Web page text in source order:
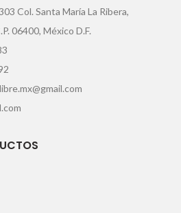
Col. Santa María La Ribera,
06400, México D.F.